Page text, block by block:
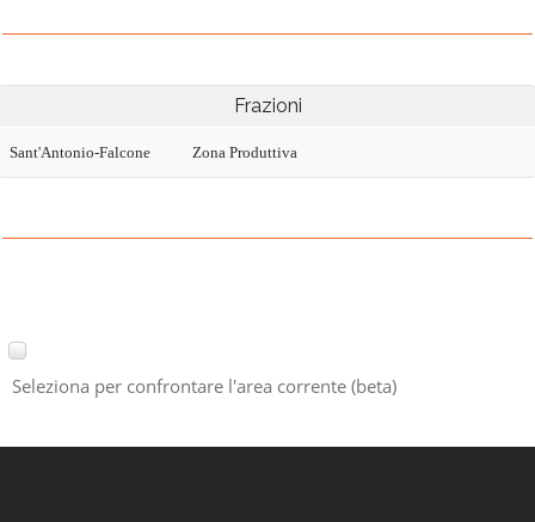
Frazioni
Sant'Antonio-Falcone Zona Produttiva
Seleziona per confrontare l'area corrente (beta)